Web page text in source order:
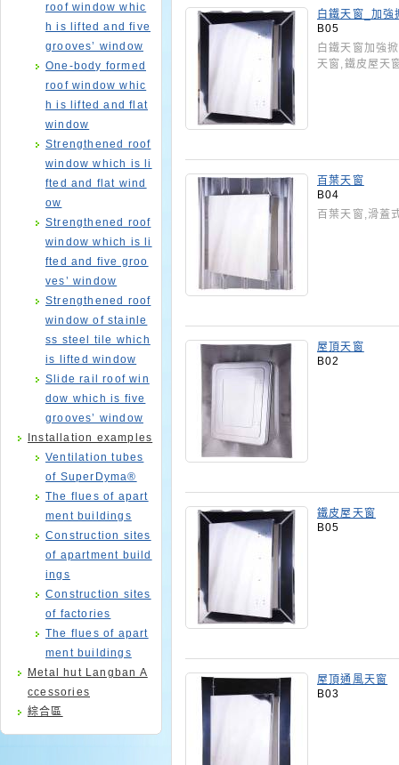
roof window whic
h is lifted and five
grooves’ window
One-body formed
roof window whic
h is lifted and flat
window
Strengthened roof
window which is li
fted and flat wind
ow
Strengthened roof
window which is li
fted and five groo
ves’ window
Strengthened roof
window of stainle
ss steel tile which
is lifted window
Slide rail roof win
dow which is five
grooves’ window
Installation examples
Ventilation tubes
of SuperDyma®
The flues of apart
ment buildings
Construction sites
of apartment build
ings
Construction sites
of factories
The flues of apart
ment buildings
Metal hut Langban A
ccessories
綜合區
白鐵天窗_加強
B05
白鐵天窗加強
天窗,鐵皮屋天
百葉天窗
B04
百葉天窗,滑蓋
屋頂天窗
B02
鐵皮屋天窗
B05
屋頂通風天窗
B03